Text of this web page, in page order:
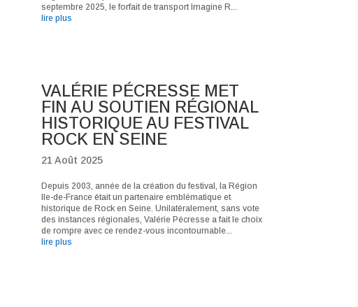
septembre 2025, le forfait de transport Imagine R...
lire plus
VALÉRIE PÉCRESSE MET
FIN AU SOUTIEN RÉGIONAL
HISTORIQUE AU FESTIVAL
ROCK EN SEINE
21 Août 2025
Depuis 2003, année de la création du festival, la Région
Ile-de-France était un partenaire emblématique et
historique de Rock en Seine. Unilatéralement, sans vote
des instances régionales, Valérie Pécresse a fait le choix
de rompre avec ce rendez-vous incontournable...
lire plus